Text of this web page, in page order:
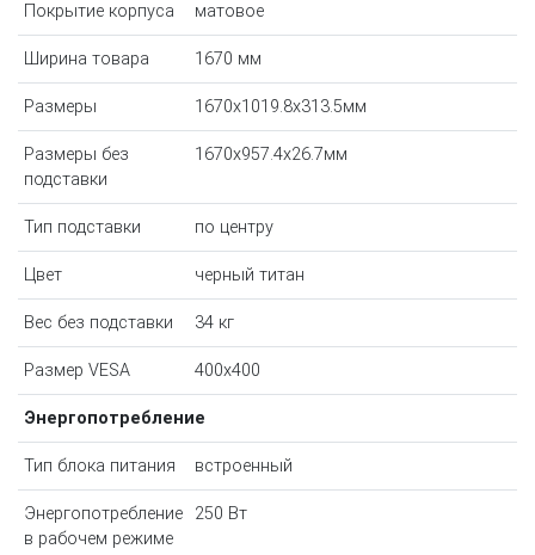
Покрытие корпуса матовое
Ширина товара 1670 мм
Размеры 1670x1019.8x313.5мм
Размеры без
подставки
1670x957.4x26.7мм
Тип подставки по центру
Цвет черный титан
Вес без подставки 34 кг
Размер VESA 400x400
Энергопотребление
Тип блока питания встроенный
Энергопотребление
в рабочем режиме
250 Вт